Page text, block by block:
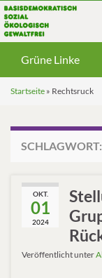
Grüne Linke
Startseite » Rechtsruck
SCHLAGWORT:
OKT.
01
2024
Veröffentlicht unter